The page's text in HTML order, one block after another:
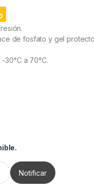
de fosfato y gel
-30°C a 70°C.